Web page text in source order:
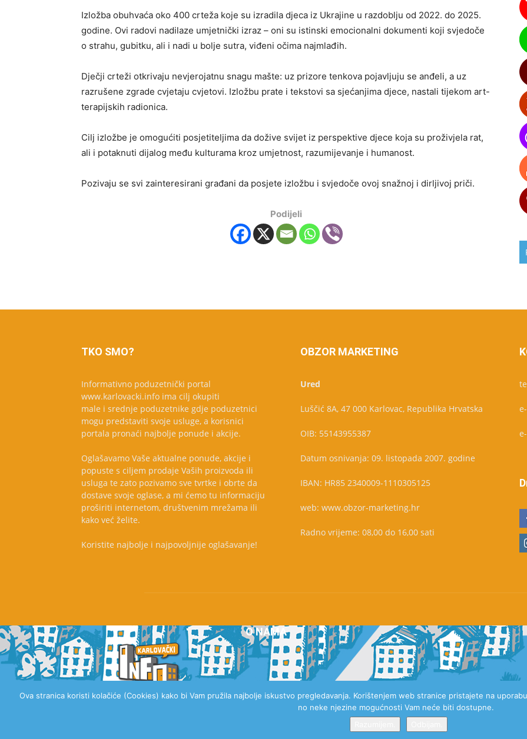
Izložba obuhvaća oko 400 crteža koje su izradila djeca iz Ukrajine u razdoblju od 2022. do 2025.
godine. Ovi radovi nadilaze umjetnički izraz – oni su istinski emocionalni dokumenti koji svjedoče
o strahu, gubitku, ali i nadi u bolje sutra, viđeni očima najmlađih.
Dječji crteži otkrivaju nevjerojatnu snagu mašte: uz prizore tenkova pojavljuju se anđeli, a uz
razrušene zgrade cvjetaju cvjetovi. Izložbu prate i tekstovi sa sjećanjima djece, nastali tijekom art-
terapijskih radionica.
Cilj izložbe je omogućiti posjetiteljima da dožive svijet iz perspektive djece koja su proživjela rat,
ali i potaknuti dijalog među kulturama kroz umjetnost, razumijevanje i humanost.
Pozivaju se svi zainteresirani građani da posjete izložbu i svjedoče ovoj snažnoj i dirljivoj priči.
Podijeli
TKO SMO?
Informativno poduzetnički portal
www.karlovacki.info ima cilj okupiti
male i srednje poduzetnike gdje poduzetnici
mogu predstaviti svoje usluge, a korisnici
portala pronaći najbolje ponude i akcije.
Oglašavamo Vaše aktualne ponude, akcije i
popuste s ciljem prodaje Vaših proizvoda ili
usluga te zato pozivamo sve tvrtke i obrte da
dostave svoje oglase, a mi ćemo tu informaciju
proširiti internetom, društvenim mrežama ili
kako već želite.
Koristite najbolje i najpovoljnije oglašavanje!
OBZOR MARKETING
Ured
Luščić 8A, 47 000 Karlovac, Republika Hrvatska
OIB: 55143955387
Datum osnivanja: 09. listopada 2007. godine
IBAN: HR85 2340009-1110305125
web: www.obzor-marketing.hr
Radno vrijeme: 08,00 do 16,00 sati
O NAMA
Ova stranica koristi kolačiće (Cookies) kako bi Vam pružila najbolje iskustvo pregledavanja. Korištenjem web stranice pristajete na
no neke njezine mogućnosti Vam neće biti dostupne.